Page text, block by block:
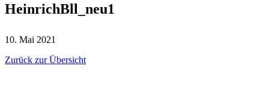
HeinrichBll_neu1
10. Mai 2021
Zurück zur Übersicht